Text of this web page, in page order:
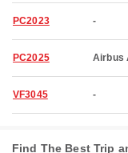
PC2023 -
PC2025 Airbus
VF3045 -
Find The Best Trip